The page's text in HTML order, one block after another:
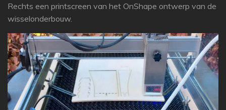
Rechts een printscreen van het OnShape ontwerp van de
wisselonderbouw.